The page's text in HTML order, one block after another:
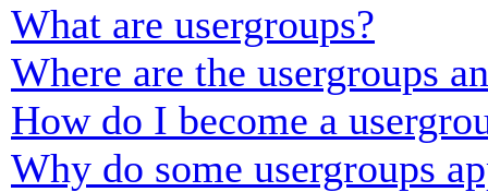
What are usergroups?
Where are the usergroups
How do I become a
Why do some usergroups